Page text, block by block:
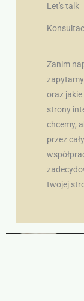
Let's talk
Zanim
oraz
strony
chcemy,
przez
twojej